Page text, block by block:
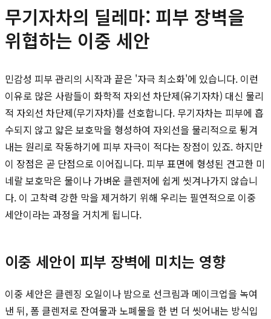
무기자차의 딜레마: 피부 장벽을
위협하는 이중 세안
민감성 피부 관리의 시작과 끝은 '자극 최소화'에 있습니다. 이런
이유로 많은 사람들이 화학적 자외선 차단제(유기자차) 대신 물리
적 자외선 차단제(무기자차)를 선호합니다. 무기자차는 피부에 흡
수되지 않고 얇은 보호막을 형성하여 자외선을 물리적으로 튕겨
내는 원리로 작동하기에 피부 자극이 적다는 장점이 있죠. 하지만
이 장점은 곧 단점으로 이어집니다. 피부 표면에 형성된 견고한 미
네랄 보호막은 물이나 가벼운 클렌저에 쉽게 씻겨나가지 않습니
다. 이 고착력 강한 막을 제거하기 위해 우리는 필연적으로 이중
세안이라는 과정을 거치게 됩니다.
이중 세안이 피부 장벽에 미치는 영향
이중 세안은 클렌징 오일이나 밤으로 선크림과 메이크업을 녹여
낸 뒤, 폼 클렌저로 잔여물과 노폐물을 한 번 더 씻어내는 방식입